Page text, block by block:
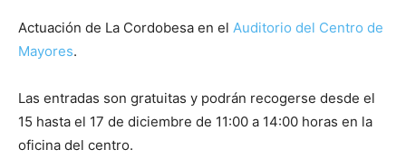
Actuación de La Cordobesa en el Auditorio del Centro de
Mayores.
Las entradas son gratuitas y podrán recogerse desde el
15 hasta el 17 de diciembre de 11:00 a 14:00 horas en la
oficina del centro.